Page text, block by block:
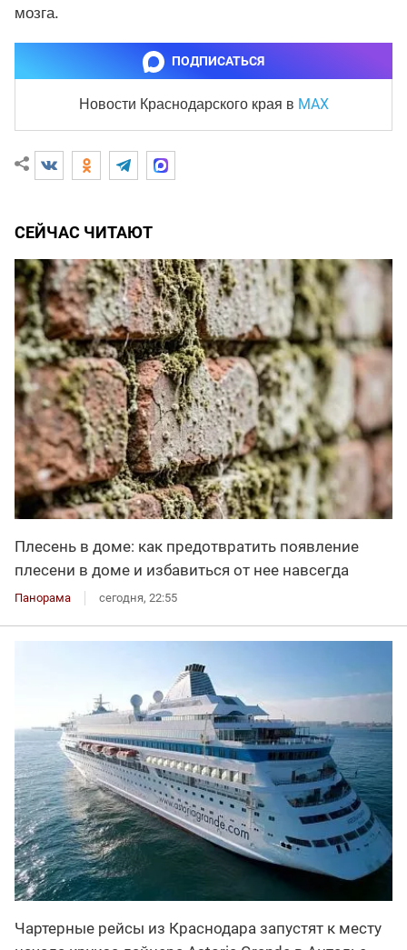
мозга.
ПОДПИСАТЬСЯ
Новости Краснодарского края в MAX
СЕЙЧАС ЧИТАЮТ
Плесень в доме: как предотвратить появление
плесени в доме и избавиться от нее навсегда
Панорама сегодня, 22:55
Чартерные рейсы из Краснодара запустят к месту